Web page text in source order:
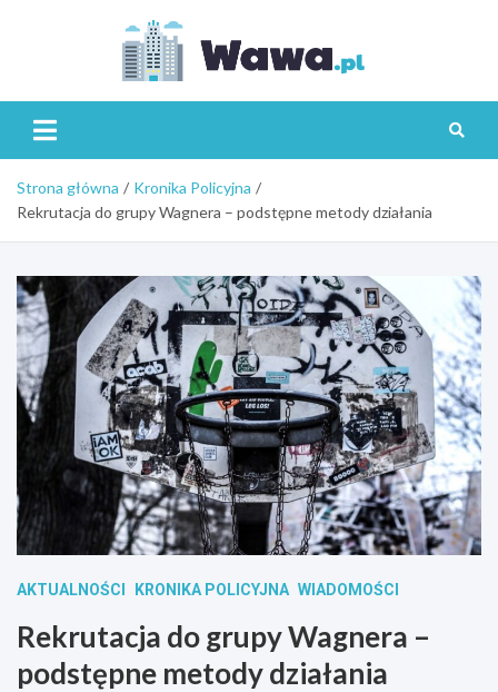
Strona główna
Kronika Policyjna
Rekrutacja do grupy Wagnera – podstępne metody działania
AKTUALNOŚCI KRONIKA POLICYJNA WIADOMOŚCI
Rekrutacja do grupy Wagnera –
podstępne metody działania